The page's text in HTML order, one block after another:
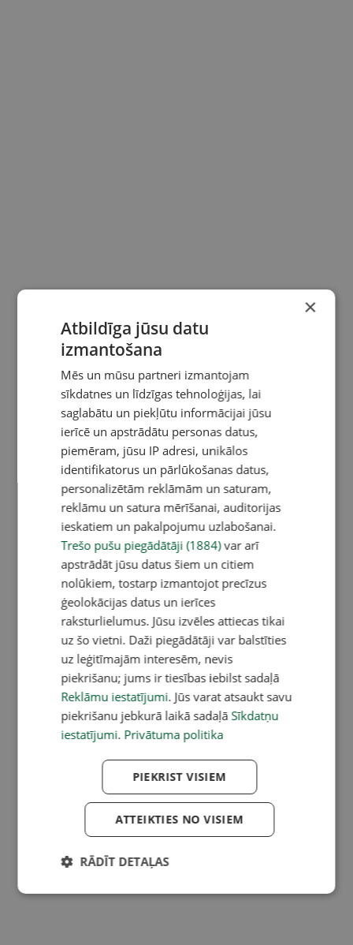
×
Atbildīga jūsu datu
izmantošana
Mēs un mūsu partneri izmantojam
sīkdatnes un līdzīgas tehnoloģijas, lai
saglabātu un piekļūtu informācijai jūsu
ierīcē un apstrādātu personas datus,
piemēram, jūsu IP adresi, unikālos
identifikatorus un pārlūkošanas datus,
personalizētām reklāmām un saturam,
reklāmu un satura mērīšanai, auditorijas
ieskatiem un pakalpojumu uzlabošanai.
Trešo pušu piegādātāji (1884)var arī
apstrādāt jūsu datus šiem un citiem
nolūkiem, tostarp izmantojot precīzus
ģeolokācijas datus un ierīces
raksturlielumus. Jūsu izvēles attiecas tikai
uz šo vietni. Daži piegādātāji var balstīties
uz leģitīmajām interesēm, nevis
piekrišanu; jums ir tiesības iebilst sadaļā
Reklāmu iestatījumi. Jūs varat atsaukt savu
piekrišanu jebkurā laikā sadaļā Sīkdatņu
iestatījumi. Privātuma politika
PIEKRIST VISIEM
ATTEIKTIES NO VISIEM
RĀDĪT DETAĻAS